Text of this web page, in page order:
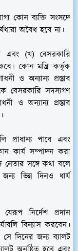
কোন ব্যক্তি সংসদে
অবৈধ হবে না।
এবং (খ) বেসরকারি
কোন মন্ত্রি কর্তৃক
ও অন্যান্য প্রস্তাব
বেসরকারি সদস্যগণ
ও অন্যান্য প্রস্তাব
প্রাধান্য পাবে এবং
কার্য সম্পাদন করা
সঙ্গে কথা বলে
ভিন্ন দিনও ধার্য
নির্দেশ প্রদান
বিন্যাস করবেন।
দিনের জন্য ব্যালট